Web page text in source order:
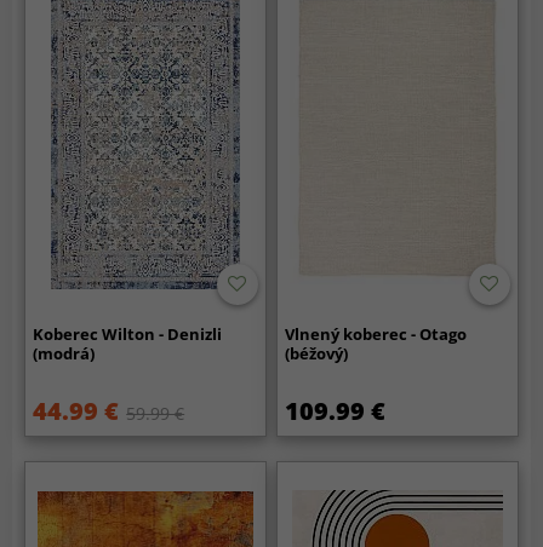
Koberec Wilton - Denizli
(modrá)
44.99 € 59.99 €
Vlnený koberec - Otago
(béžový)
109.99 €